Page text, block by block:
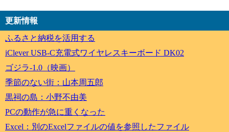
更新情報
ふるさと納税を活用する
iClever USB-C充電式ワイヤレスキーボード DK02
ゴジラ-1.0（映画）
季節のない街：山本周五郎
黒祠の島：小野不由美
PCの動作が急に重くなった
Excel：別のExcelファイルの値を参照したファイル